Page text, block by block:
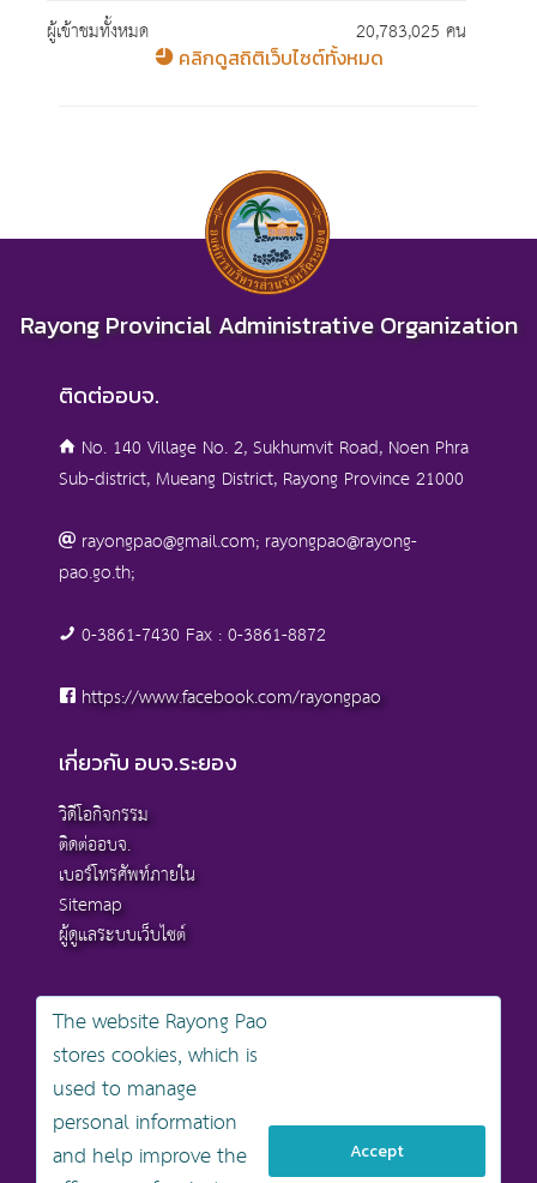
ผู้เข้าชมทั้งหมด
20,783,025 คน
คลิกดูสถิติเว็บไซต์ทั้งหมด
Rayong Provincial Administrative Organization
ติดต่ออบจ.
No. 140 Village No. 2, Sukhumvit Road, Noen Phra
Sub-district, Mueang District, Rayong Province 21000
rayongpao@gmail.com; rayongpao@rayong-
pao.go.th;
0-3861-7430 Fax : 0-3861-8872
https://www.facebook.com/rayongpao
เกี่ยวกับ อบจ.ระยอง
วิดีโอกิจกรรม
ติดต่ออบจ.
เบอร์โทรศัพท์ภายใน
Sitemap
ผู้ดูแลระบบเว็บไซต์
สงวนลิขสิทธิ์ © 2568 , องค์การบริหารส่วนจังหวัดระยอง
นโยบายการคุ้มครองข้อมูลส่วนบุคคล
นโยบายการรักษาความมั่นคงปลอดภัยเว็บไซต์
นโยบายเว็บไซต์ขององค์การบริหารส่วนจังหวัดระยอง
The website Rayong Pao
stores cookies, which is
used to manage
personal information
and help improve the
Accept